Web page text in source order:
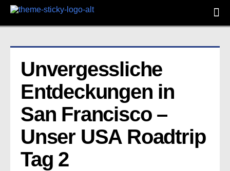
Unvergessliche
Entdeckungen in
San Francisco –
Unser USA Roadtrip
Tag 2